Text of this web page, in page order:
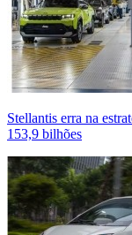
Stellantis erra na
153,9 bilhões